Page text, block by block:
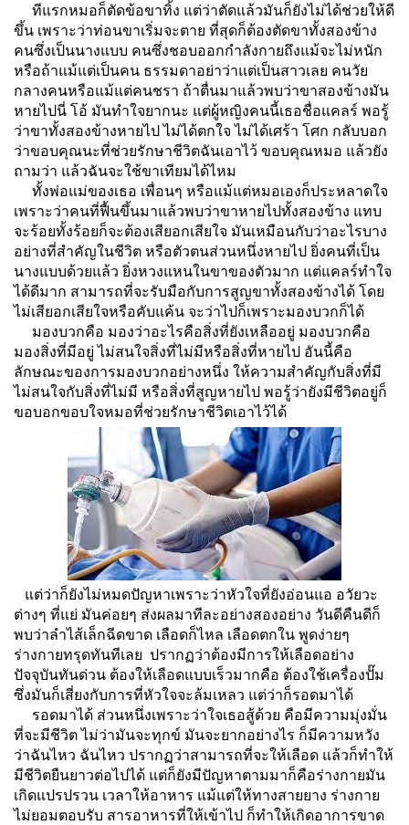
ทีแรกหมอก็ตัดข้อขาทิ้ง แต่ว่าตัดแล้วมันก็ยังไม่ได้ช่วยให้ดี
ขึ้น เพราะว่าท่อนขาเริ่มจะตาย ที่สุดก็ต้องตัดขาทั้งสองข้าง
คนซึ่งเป็นนางแบบ คนซึ่งชอบออกกำลังกายถึงแม้จะไม่หนัก
หรือถ้าแม้แต่เป็นคน ธรรมดาอย่าว่าแต่เป็นสาวเลย คนวัย
กลางคนหรือแม้แต่คนชรา ถ้าตื่นมาแล้วพบว่าขาสองข้างมัน
หายไปนี่ โอ้ มันทำใจยากนะ แต่ผู้หญิงคนนี้เธอชื่อแคลร์ พอรู้
ว่าขาทั้งสองข้างหายไป ไม่ได้ตกใจ ไม่ได้เศร้า โศก กลับบอก
ว่าขอบคุณนะที่ช่วยรักษาชีวิตฉันเอาไว้ ขอบคุณหมอ แล้วยัง
ถามว่า แล้วฉันจะใช้ขาเทียมได้ไหม
ทั้งพ่อแม่ของเธอ เพื่อนๆ หรือแม้แต่หมอเองก็ประหลาดใจ
เพราะว่าคนที่ฟื้นขึ้นมาแล้วพบว่าขาหายไปทั้งสองข้าง แทบ
จะร้อยทั้งร้อยก็จะต้องเสียอกเสียใจ มันเหมือนกับว่าอะไรบาง
อย่างที่สำคัญในชีวิต หรือตัวตนส่วนหนึ่งหายไป ยิ่งคนที่เป็น
นางแบบด้วยแล้ว ยิ่งหวงแหนในขาของตัวมาก แต่แคลร์ทำใจ
ได้ดีมาก สามารถที่จะรับมือกับการสูญขาทั้งสองข้างได้ โดย
ไม่เสียอกเสียใจหรือคับแค้น จะว่าไปก็เพราะมองบวกก็ได้
มองบวกคือ มองว่าอะไรคือสิ่งที่ยังเหลืออยู่ มองบวกคือ
มองสิ่งที่มีอยู่ ไม่สนใจสิ่งที่ไม่มีหรือสิ่งที่หายไป อันนี้คือ
ลักษณะของการมองบวกอย่างหนึ่ง ให้ความสำคัญกับสิ่งที่มี
ไม่สนใจกับสิ่งที่ไม่มี หรือสิ่งที่สูญหายไป พอรู้ว่ายังมีชีวิตอยู่ก็
ขอบอกขอบใจหมอที่ช่วยรักษาชีวิตเอาไว้ได้
แต่ว่าก็ยังไม่หมดปัญหาเพราะว่าหัวใจที่ยังอ่อนแอ อวัยวะ
ต่างๆ ที่แย่ มันค่อยๆ ส่งผลมาทีละอย่างสองอย่าง วันดีคืนดีก็
พบว่าลำไส้เล็กฉีดขาด เลือดก็ไหล เลือดตกใน พูดง่ายๆ
ร่างกายทรุดทันทีเลย ปรากฏว่าต้องมีการให้เลือดอย่าง
ปัจจุบันทันด่วน ต้องให้เลือดแบบเร็วมากคือ ต้องใช้เครื่องปั๊ม
ซึ่งมันก็เสี่ยงกับการที่หัวใจจะล้มเหลว แต่ว่าก็รอดมาได้
รอดมาได้ ส่วนหนึ่งเพราะว่าใจเธอสู้ด้วย คือมีความมุ่งมั่น
ที่จะมีชีวิต ไม่ว่ามันจะทุกข์ มันจะยากอย่างไร ก็มีความหวัง
ว่าฉันไหว ฉันไหว ปรากฏว่าสามารถที่จะให้เลือด แล้วก็ทำให้
มีชีวิตยืนยาวต่อไปได้ แต่ก็ยังมีปัญหาตามมาก็คือร่างกายมัน
เกิดแปรปรวน เวลาให้อาหาร แม้แต่ให้ทางสายยาง ร่างกาย
ไม่ยอมตอบรับ สารอาหารที่ให้เข้าไป ก็ทำให้เกิดอาการขาด